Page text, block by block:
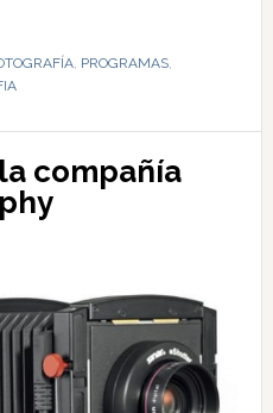
, PROGRAMAS,
compañía